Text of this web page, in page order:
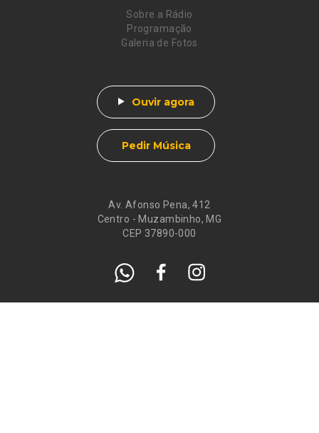
Av. Afonso Pena, 412
Centro - Muzambinho, MG
CEP 37890-000
Sobre a Rádio
Programação
Galeria de Fotos
Ouvir agora
Pedir Música